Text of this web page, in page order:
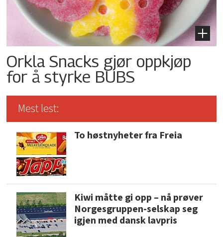
Orkla Snacks gjør oppkjøp
for å styrke BUBS
Mest lest:
To høstnyheter fra Freia
Kiwi måtte gi opp – nå prøver
Norgesgruppen-selskap seg
igjen med dansk lavpris